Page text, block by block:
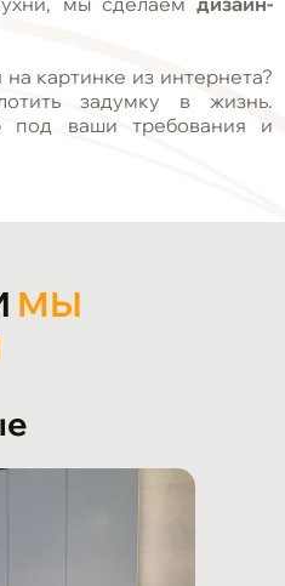
картинке из интернета?
задумку в жизнь.
под ваши требования и
МЫ